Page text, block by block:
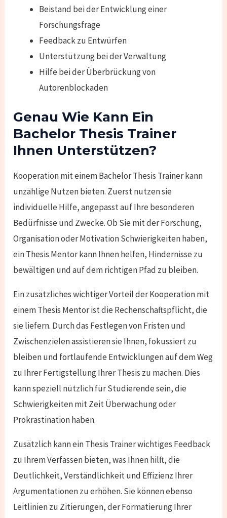
Beistand bei der Entwicklung einer
Forschungsfrage
Feedback zu Entwürfen
Unterstützung bei der Verwaltung
Hilfe bei der Überbrückung von
Autorenblockaden
Genau Wie Kann Ein
Bachelor Thesis Trainer
Ihnen Unterstützen?
Kooperation mit einem Bachelor Thesis Trainer kann
unzählige Nutzen bieten. Zuerst nutzen sie
individuelle Hilfe, angepasst auf Ihre besonderen
Bedürfnisse und Zwecke. Ob Sie mit der Forschung,
Organisation oder Motivation Schwierigkeiten haben,
ein Thesis Mentor kann Ihnen helfen, Hindernisse zu
bewältigen und auf dem richtigen Pfad zu bleiben.
Ein zusätzliches wichtiger Vorteil der Kooperation mit
einem Thesis Mentor ist die Rechenschaftspflicht, die
sie liefern. Durch das Festlegen von Fristen und
Zwischenzielen assistieren sie Ihnen, fokussiert zu
bleiben und fortlaufende Entwicklungen auf dem Weg
zu Ihrer Fertigstellung Ihrer Thesis zu machen. Dies
kann speziell nützlich für Studierende sein, die
Schwierigkeiten mit Zeit Überwachung oder
Prokrastination haben.
Zusätzlich kann ein Thesis Trainer wichtiges Feedback
zu Ihrem Verfassen bieten, was Ihnen hilft, die
Deutlichkeit, Verständlichkeit und Effizienz Ihrer
Argumentationen zu erhöhen. Sie können ebenso
Leitlinien zu Zitierungen, der Formatierung Ihrer